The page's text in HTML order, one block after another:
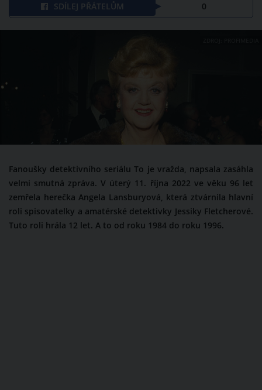
SDÍLEJ PŘÁTELŮM 0
Fanoušky detektivního seriálu To je vražda, napsala zasáhla
velmi smutná zpráva. V úterý 11. října 2022 ve věku 96 let
zemřela herečka Angela Lansburyová, která ztvárnila hlavní
roli spisovatelky a amatérské detektivky Jessiky Fletcherové.
Tuto roli hrála 12 let. A to od roku 1984 do roku 1996.